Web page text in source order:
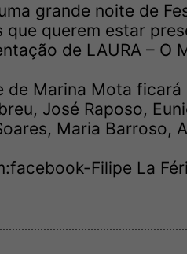
grande noite de
que querem estar
de LAURA – O
de Marina Mota
José Raposo,
Maria Barroso,
Filipe La